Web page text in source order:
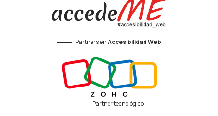
Partners enAccesibilidad Web
Partner tecnológico